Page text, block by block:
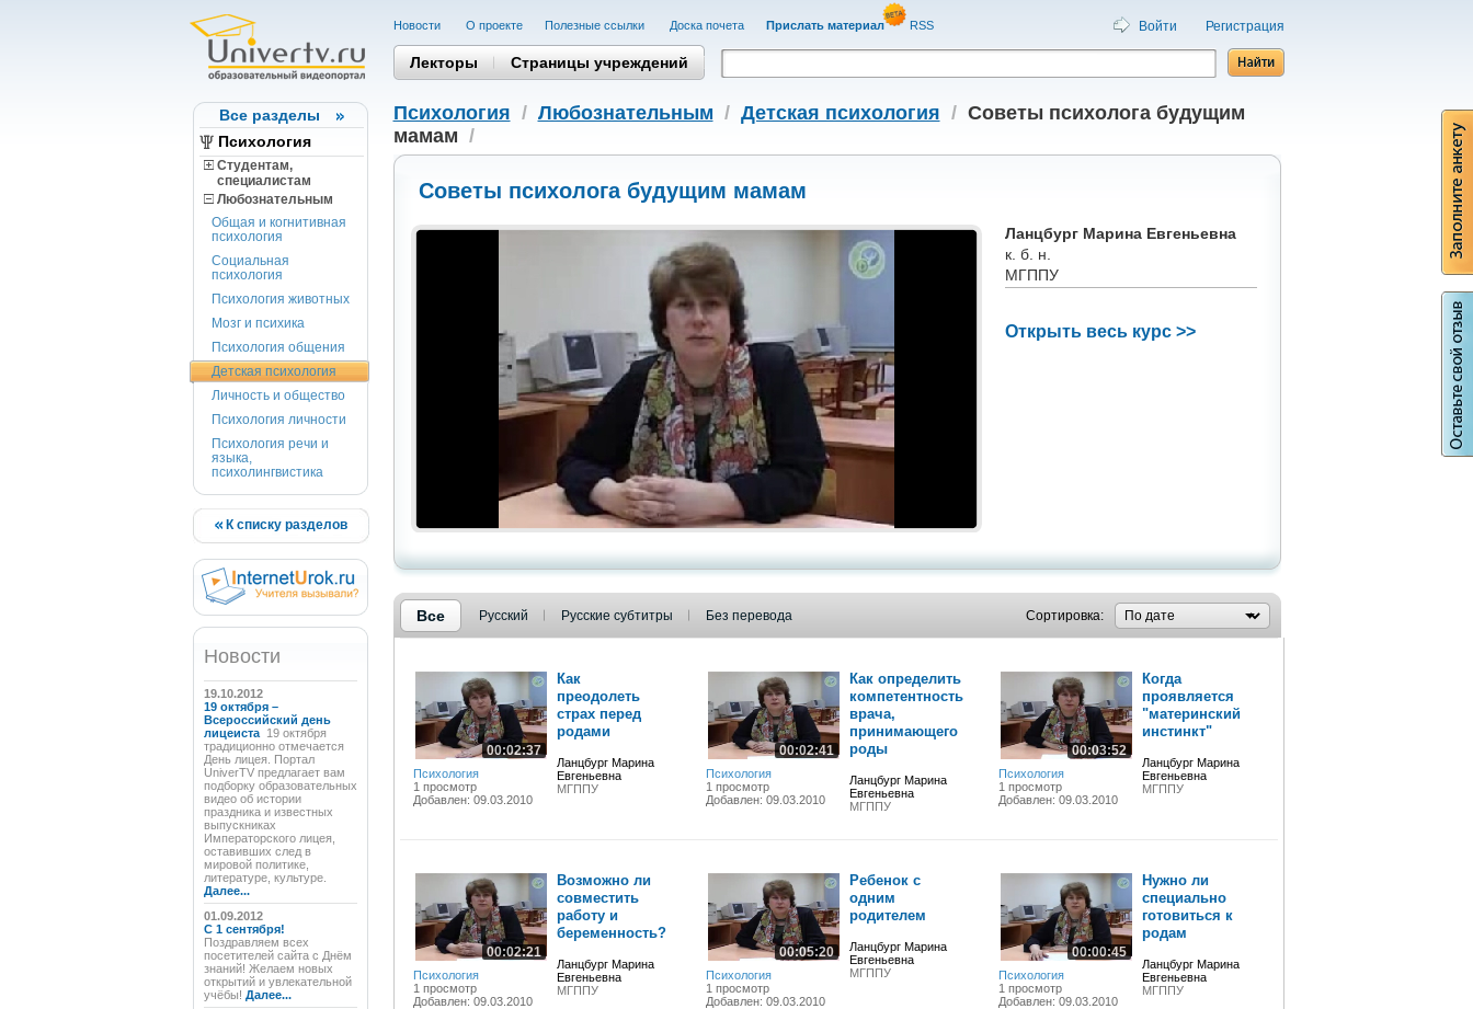
Все разделы
Психология
Студентам,
cпециалистам
Любознательным
Общая и когнитивная
психология
Социальная
психология
Психология животных
Мозг и психика
Психология общения
Детская психология
Личность и общество
Психология личности
Психология речи и
языка,
психолингвистика
К списку разделов
Новости
19.10.2012
19 октября –
Всероссийский день
лицеиста 19 октября
традиционно отмечается
День лицея. Портал
UniverTV предлагает вам
подборку образовательных
видео об истории
праздника и известных
выпускниках
Императорского лицея,
оставивших след в
мировой политике,
литературе, культуре.
Далее...
01.09.2012
C 1 сентября!
Поздравляем всех
посетителей сайта с Днём
знаний! Желаем новых
открытий и увлекательной
учёбы! Далее...
Новости О проекте Полезные cсылки Доска почета Прислать материал RSS Войти Регистрация
Лекторы Страницы учреждений
Психология / Любознательным / Детская психология / Советы психолога будущим
мамам /
Советы психолога будущим мамам
Ланцбург Марина Евгеньевна
к. б. н.
МГППУ
Открыть весь курс >>
Все Русский Русские субтитры Без перевода Сортировка:
00:02:37
Психология
1 просмотр
Добавлен: 09.03.2010
Как
преодолеть
страх перед
родами
Ланцбург Марина
Евгеньевна
МГППУ
00:02:41
Психология
1 просмотр
Добавлен: 09.03.2010
Как определить
компетентность
врача,
принимающего
роды
Ланцбург Марина
Евгеньевна
МГППУ
00:03:52
Психология
1 просмотр
Добавлен: 09.03.2010
Когда
проявляется
"материнский
инстинкт"
Ланцбург Марина
Евгеньевна
МГППУ
00:02:21
Психология
1 просмотр
Добавлен: 09.03.2010
Возможно ли
совместить
работу и
беременность?
Ланцбург Марина
Евгеньевна
МГППУ
00:05:20
Психология
1 просмотр
Добавлен: 09.03.2010
Ребенок с
одним
родителем
Ланцбург Марина
Евгеньевна
МГППУ
00:00:45
Психология
1 просмотр
Добавлен: 09.03.2010
Нужно ли
специально
готовиться к
родам
Ланцбург Марина
Евгеньевна
МГППУ